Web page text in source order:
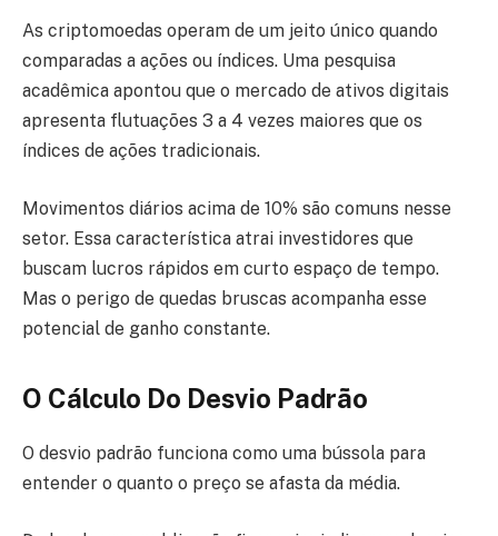
As criptomoedas operam de um jeito único quando
comparadas a ações ou índices. Uma pesquisa
acadêmica apontou que o mercado de ativos digitais
apresenta flutuações 3 a 4 vezes maiores que os
índices de ações tradicionais.
Movimentos diários acima de 10% são comuns nesse
setor. Essa característica atrai investidores que
buscam lucros rápidos em curto espaço de tempo.
Mas o perigo de quedas bruscas acompanha esse
potencial de ganho constante.
O Cálculo Do Desvio Padrão
O desvio padrão funciona como uma bússola para
entender o quanto o preço se afasta da média.